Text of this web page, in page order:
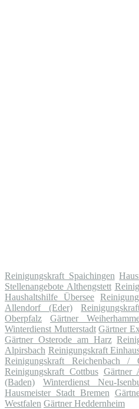
Reinigungskraft Spaichingen
Stellenangebote Althengstett
Haushaltshilfe Übersee
Allendorf (Eder)
Oberpfalz
Gärtner
Winterdienst Mutterstadt Gärtner
Gärtner Osterode am Harz
Alpirsbach Reinigungskraft
Reinigungskraft Reichenbach /
Reinigungskraft Cottbus Gärtner
(Baden)
Winterdienst Neu-
Hausmeister Stadt Bremen
Westfalen Gärtner Heddernheim